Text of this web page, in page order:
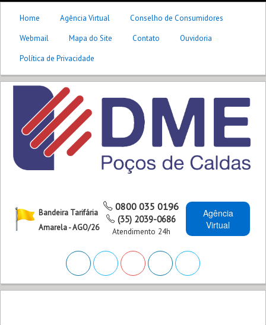
Home Agência Virtual
Conselho de Consumidores
Webmail
Mapa do Site Contato
Ouvidoria
Política de Privacidade
Bandeira Tarifária
Amarela - AGO/26
0800 035 0196
(35) 2039-0686
Atendimento 24h
Agência
Virtual